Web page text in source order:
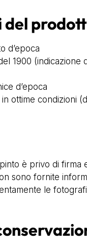
d’epoca
1900 (indicazione
d’epoca
ottime condizioni
è privo di firma
sono fornite
le